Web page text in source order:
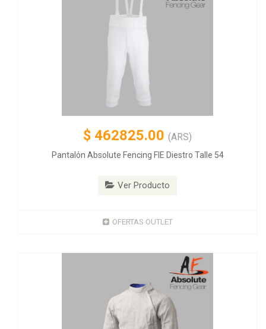
$ 462825.00 (ARS)
Pantalón Absolute Fencing FIE Diestro Talle 54
Ver Producto
OFERTAS OUTLET